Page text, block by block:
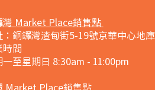
灣 Market Place銷售點
：銅鑼灣渣甸街5-19號京華中心地
間
一至星期日 8:30am - 11:00pm